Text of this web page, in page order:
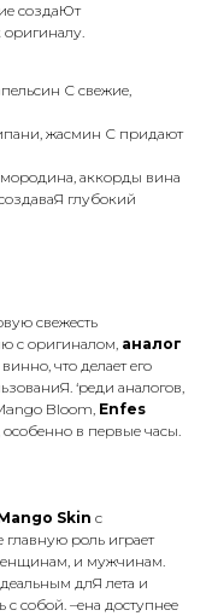
создаЮт
С свежие,
жасмин С придают
аккорды вина
глубокий
свежесть
с оригиналом, аналог
что делает его
‘реди аналогов,
Bloom, Enfes
особенно в первые часы.
Skin с
роль играет
и мужчинам.
длЯ лета и
с собой. –ена доступнее